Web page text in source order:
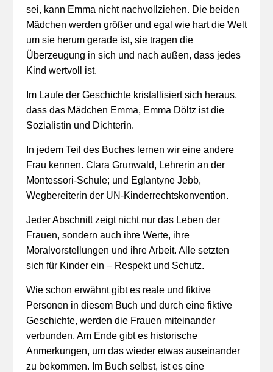
sei, kann Emma nicht nachvollziehen. Die beiden
Mädchen werden größer und egal wie hart die Welt
um sie herum gerade ist, sie tragen die
Überzeugung in sich und nach außen, dass jedes
Kind wertvoll ist.
Im Laufe der Geschichte kristallisiert sich heraus,
dass das Mädchen Emma, Emma Döltz ist die
Sozialistin und Dichterin.
In jedem Teil des Buches lernen wir eine andere
Frau kennen. Clara Grunwald, Lehrerin an der
Montessori-Schule; und Eglantyne Jebb,
Wegbereiterin der UN-Kinderrechtskonvention.
Jeder Abschnitt zeigt nicht nur das Leben der
Frauen, sondern auch ihre Werte, ihre
Moralvorstellungen und ihre Arbeit. Alle setzten
sich für Kinder ein – Respekt und Schutz.
Wie schon erwähnt gibt es reale und fiktive
Personen in diesem Buch und durch eine fiktive
Geschichte, werden die Frauen miteinander
verbunden. Am Ende gibt es historische
Anmerkungen, um das wieder etwas auseinander
zu bekommen. Im Buch selbst, ist es eine